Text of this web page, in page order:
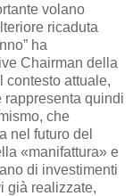
volano
ricaduta
ha
Chairman della
contesto attuale,
rappresenta quindi
che
nel futuro del
«manifattura» e
di investimenti
già realizzate,